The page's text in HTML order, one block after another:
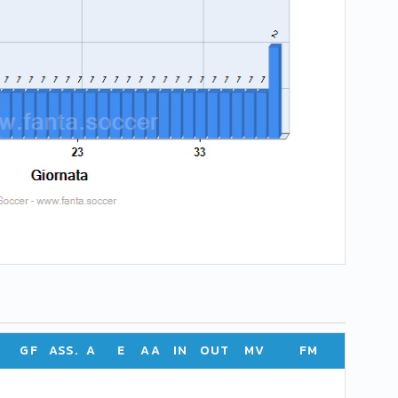
GF ASS. A E AA IN OUT MV FM